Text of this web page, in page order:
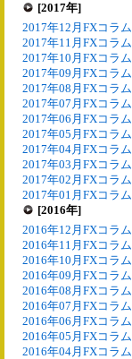
[2017年]
2017年12月FXコラム
2017年11月FXコラム
2017年10月FXコラム
2017年09月FXコラム
2017年08月FXコラム
2017年07月FXコラム
2017年06月FXコラム
2017年05月FXコラム
2017年04月FXコラム
2017年03月FXコラム
2017年02月FXコラム
2017年01月FXコラム
[2016年]
2016年12月FXコラム
2016年11月FXコラム
2016年10月FXコラム
2016年09月FXコラム
2016年08月FXコラム
2016年07月FXコラム
2016年06月FXコラム
2016年05月FXコラム
2016年04月FXコラム